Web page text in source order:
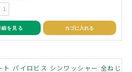
を見る カゴに入れる
パイロビス シンワッシャー 全ねじ